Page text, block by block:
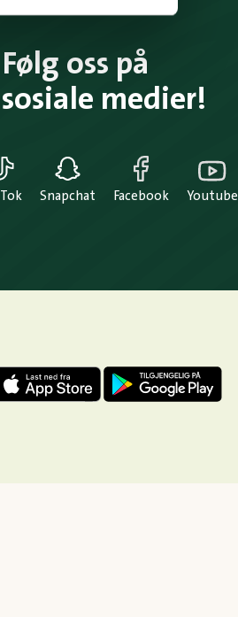
Følg oss på
sosiale medier!
Snapchat Facebook Youtube